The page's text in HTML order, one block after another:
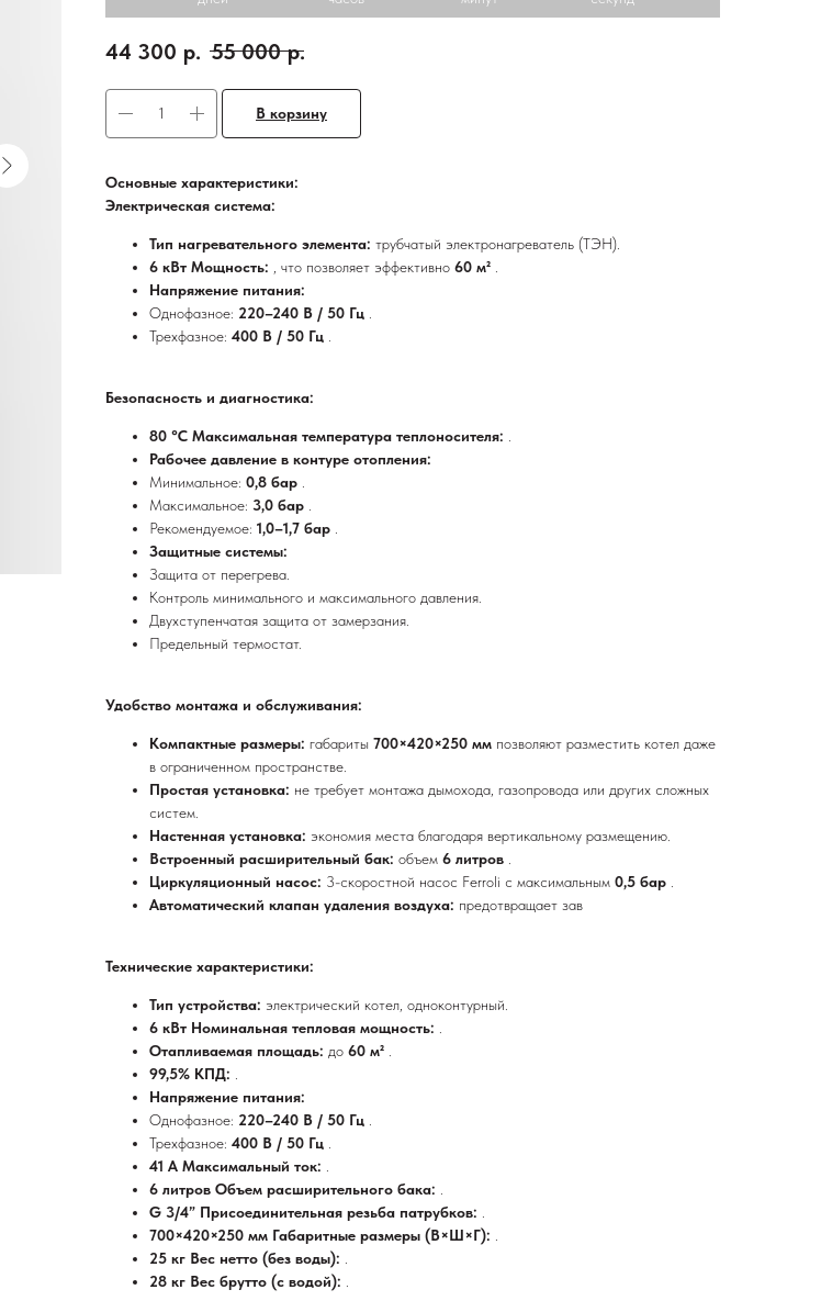
44 300 р. 55 000 р.
В корзину
Основные характеристики:
Электрическая система:
Тип нагревательного элемента: трубчатый электронагреватель (ТЭН).
6 кВт Мощность:
, что позволяет эффективно 60 м²
Напряжение питания:
Однофазное: 220–240 В / 50 Гц
Трехфазное: 400 В / 50 Гц
Безопасность и диагностика:
80 °С Максимальная температура теплоносителя:
Рабочее давление в контуре отопления:
Минимальное: 0,8 бар
Максимальное: 3,0 бар
Рекомендуемое: 1,0–1,7 бар
Защитные системы:
Защита от перегрева.
Контроль минимального и максимального давления.
Двухступенчатая защита от замерзания.
Предельный термостат.
Удобство монтажа и обслуживания:
Компактные размеры: габариты 700×420×250 мм позволяют разместить котел даже
в ограниченном пространстве.
Простая установка: не требует монтажа дымохода, газопровода или других сложных
систем.
Настенная установка: экономия места благодаря вертикальному размещению.
Встроенный расширительный бак: объем 6 литров
Циркуляционный насос: 3-скоростной насос Ferroli с максимальным 0,5 бар
Автоматический клапан удаления воздуха: предотвращает зав
Технические характеристики:
Тип устройства: электрический котел, одноконтурный.
6 кВт Номинальная тепловая мощность:
Отапливаемая площадь: до 60 м²
99,5% КПД:
Напряжение питания:
Однофазное: 220–240 В / 50 Гц
Трехфазное: 400 В / 50 Гц
41 А Максимальный ток:
6 литров Объем расширительного бака:
G 3/4” Присоединительная резьба патрубков:
700×420×250 мм Габаритные размеры (В×Ш×Г):
25 кг Вес нетто (без воды):
28 кг Вес брутто (с водой):